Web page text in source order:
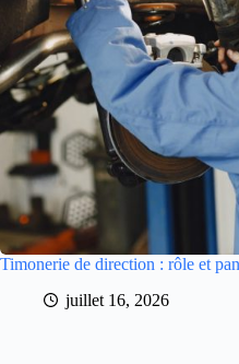
Timonerie de direction : rôle et
juillet 16, 2026